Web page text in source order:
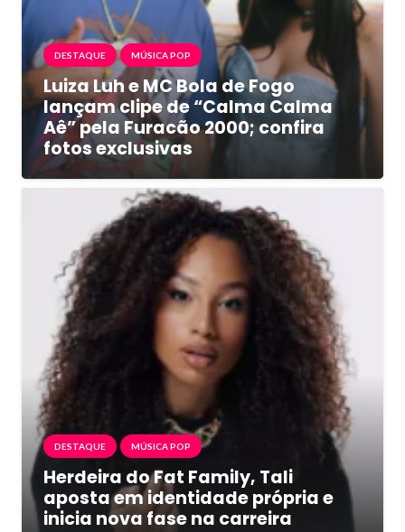
DESTAQUE MÚSICA POP
Luiza Luh e MC Bola de Fogo
lançam clipe de “Calma Calma
Aê” pela Furacão 2000; confira
fotos exclusivas
DESTAQUE MÚSICA POP
Herdeira do Fat Family, Tali
aposta em identidade própria e
inicia nova fase na carreira